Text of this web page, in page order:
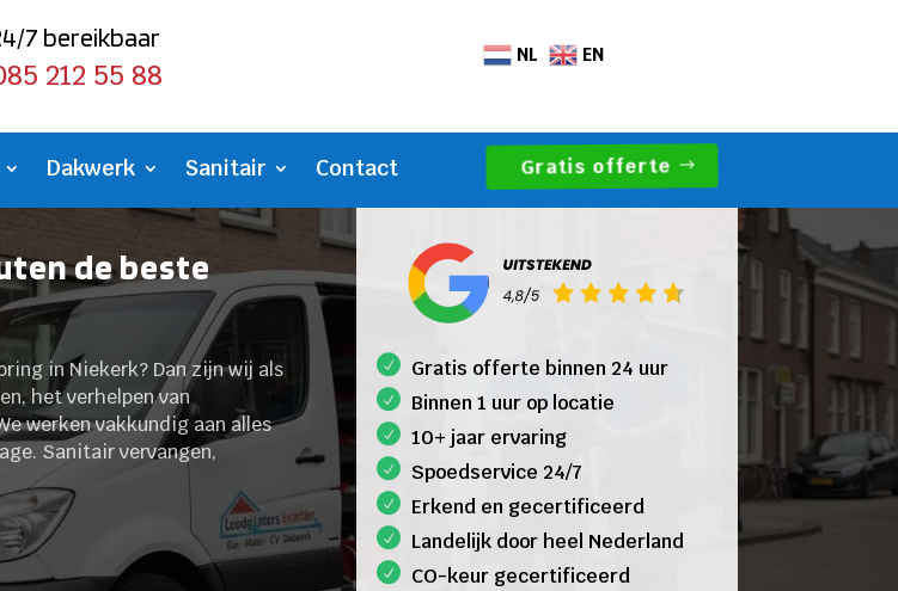
7 bereikbaar
212 55 88
NL EN
Dakwerk Sanitair Contact Gratis offerte
de beste
in Niekerk? Dan zijn wij als
het verhelpen van
werken vakkundig aan alles
Sanitair vervangen,
Gratis offerte binnen 24 uur
Binnen 1 uur op locatie
10+ jaar ervaring
Spoedservice 24/7
Erkend en gecertificeerd
Landelijk door heel Nederland
CO-keur gecertificeerd